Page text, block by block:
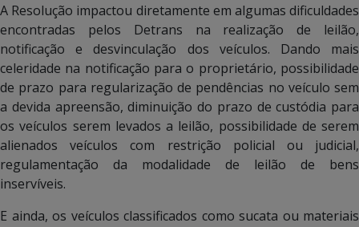
A Resolução impactou diretamente em algumas dificuldades
encontradas pelos Detrans na realização de leilão,
notificação e desvinculação dos veículos. Dando mais
celeridade na notificação para o proprietário, possibilidade
de prazo para regularização de pendências no veículo sem
a devida apreensão, diminuição do prazo de custódia para
os veículos serem levados a leilão, possibilidade de serem
alienados veículos com restrição policial ou judicial,
regulamentação da modalidade de leilão de bens
inservíveis.
E ainda, os veículos classificados como sucata ou materiais